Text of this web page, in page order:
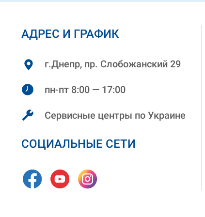
АДРЕС И ГРАФИК
г.Днепр, пр. Слобожанский 29
пн-пт 8:00 — 17:00
Сервисные центры по Украине
СОЦИАЛЬНЫЕ СЕТИ